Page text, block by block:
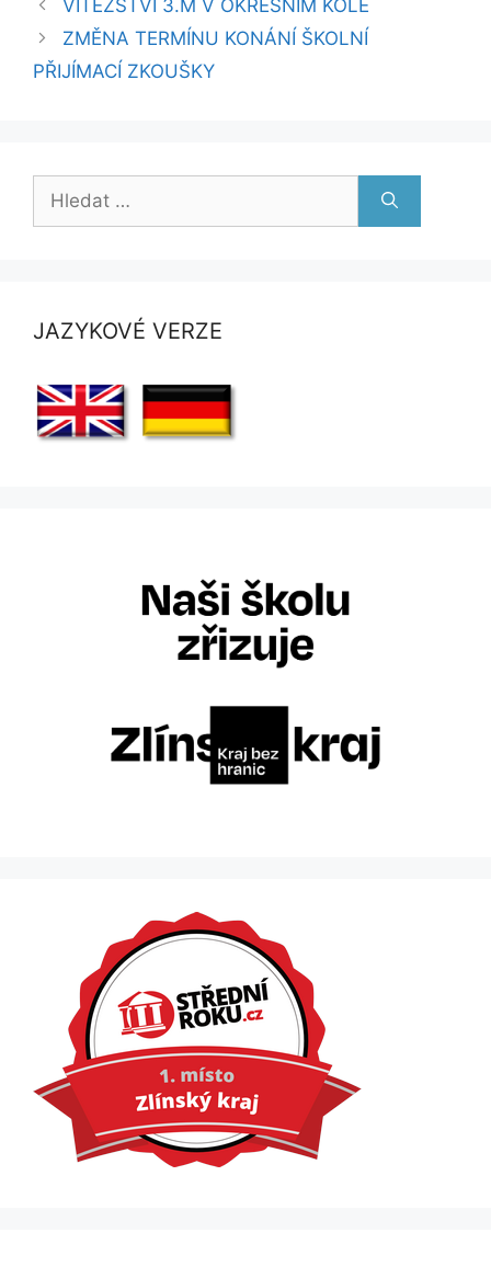
VÍTĚZSTVÍ 3.M V OKRESNÍM KOLE
ZMĚNA TERMÍNU KONÁNÍ ŠKOLNÍ
PŘIJÍMACÍ ZKOUŠKY
JAZYKOVÉ VERZE